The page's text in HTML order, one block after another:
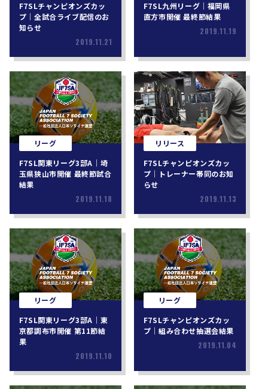
F7SLチャンピオンズカッ
プ｜全試合ライブ配信のお
知らせ
2019.11.21
F7SL九州リーグ｜福岡県
直方市開催 最終節結果
2019.11.19
リーグ
F7SL関東リーグ3部A｜埼
玉県狭山市開催 最終節試合
結果
2019.11.18
リリース
F7SLチャンピオンズカッ
プ｜トレーナー帯同のお知
らせ
2019.11.13
リーグ
F7SL関東リーグ3部A｜東
京都調布市開催 第11節結
果
2019.11.10
リーグ
F7SLチャンピオンズカッ
プ｜組み合わせ抽選会結果
2019.11.04